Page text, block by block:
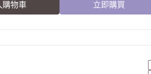
購物車 立即購買